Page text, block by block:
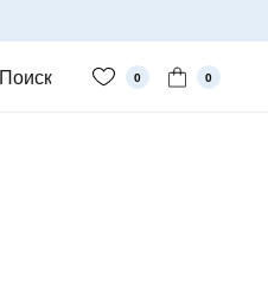
Поиск 0 0